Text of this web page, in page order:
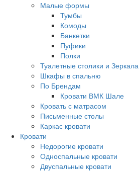
Малые формы
Тумбы
Комоды
Банкетки
Пуфики
Полки
Туалетные столики и Зеркала
Шкафы в спальню
По Брендам
Кровати ВМК Шале
Кровать с матрасом
Письменные столы
Каркас кровати
Кровати
Недорогие кровати
Односпальные кровати
Двуспальные кровати